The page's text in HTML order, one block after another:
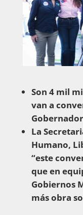
Son 4 mil
van a
La
Humano,
“este
que en
Gobiernos
más obra